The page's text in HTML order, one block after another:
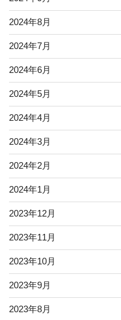
2024年8月
2024年7月
2024年6月
2024年5月
2024年4月
2024年3月
2024年2月
2024年1月
2023年12月
2023年11月
2023年10月
2023年9月
2023年8月